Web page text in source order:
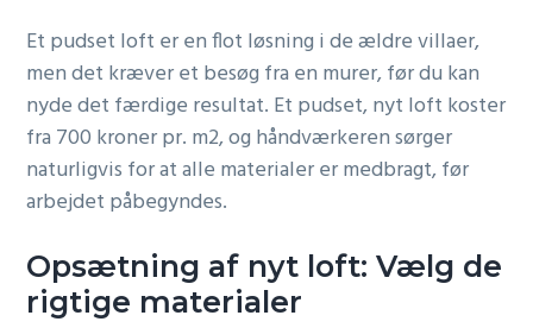
Et pudset loft er en flot løsning i de ældre villaer,
men det kræver et besøg fra en murer, før du kan
nyde det færdige resultat. Et pudset, nyt loft koster
fra 700 kroner pr. m2, og håndværkeren sørger
naturligvis for at alle materialer er medbragt, før
arbejdet påbegyndes.
Opsætning af nyt loft: Vælg de
rigtige materialer